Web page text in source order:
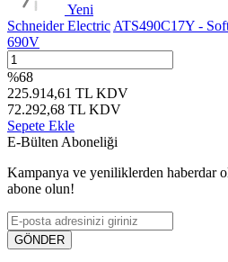
Yeni
Schneider Electric ATS490C17Y -
690V
%68
225.914,61 TL KDV
72.292,68 TL KDV
Sepete Ekle
E-Bülten Aboneliği
Kampanya ve yeniliklerden haberdar
abone olun!
GÖNDER